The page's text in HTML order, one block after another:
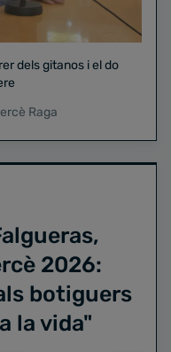
dels gitanos i el do
Raga
2026:
botiguers
la vida"